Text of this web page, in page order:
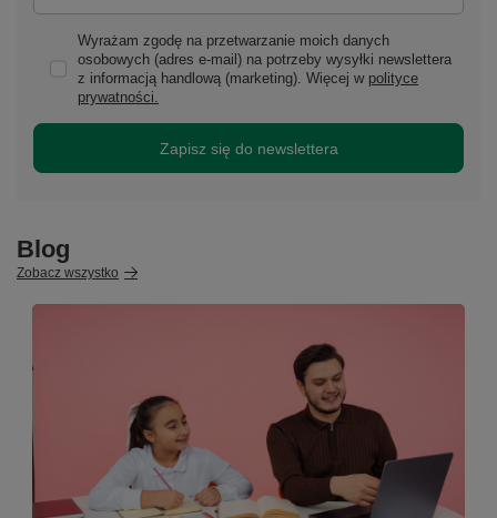
Wyrażam zgodę na przetwarzanie moich danych
osobowych (adres e-mail) na potrzeby wysyłki newslettera
z informacją handlową (marketing). Więcej w polityce
prywatności.
Zapisz się do newslettera
Blog
Zobacz wszystko